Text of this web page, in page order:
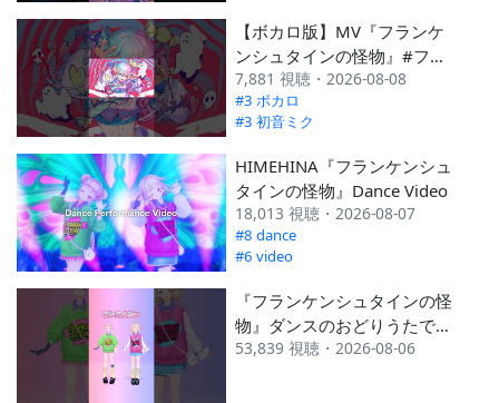
【ボカロ版】MV『フランケ
ンシュタインの怪物』#フラ
ンケンシュタインの怪物 #初
音ミク #ボカロ
7,881 視聴・2026-08-08
#3 ボカロ
#3 初音ミク
HIMEHINA『フランケンシュ
タインの怪物』Dance Video
18,013 視聴・2026-08-07
#8 dance
#6 video
『フランケンシュタインの怪
物』ダンスのおどりうたで覚
えてね👻👏 #HIMEHINA #
53,839 視聴・2026-08-06